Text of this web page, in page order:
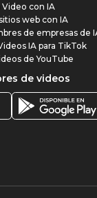
Video con IA
web con IA
de empresas de
IA para TikTok
de YouTube
de videos